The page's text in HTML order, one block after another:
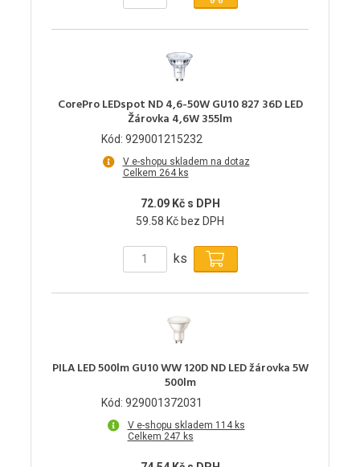
CorePro LEDspot ND 4,6-50W GU10 827 36D LED
Žárovka 4,6W 355lm
Kód: 929001215232
V e-shopu skladem na dotaz
Celkem 264 ks
72.09 Kč s DPH
59.58 Kč bez DPH
ks
PILA LED 500lm GU10 WW 120D ND LED žárovka 5W
500lm
Kód: 929001372031
V e-shopu skladem 114 ks
Celkem 247 ks